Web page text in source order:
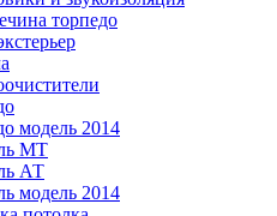
торпедо
модель 2014
МТ
АТ
модель 2014